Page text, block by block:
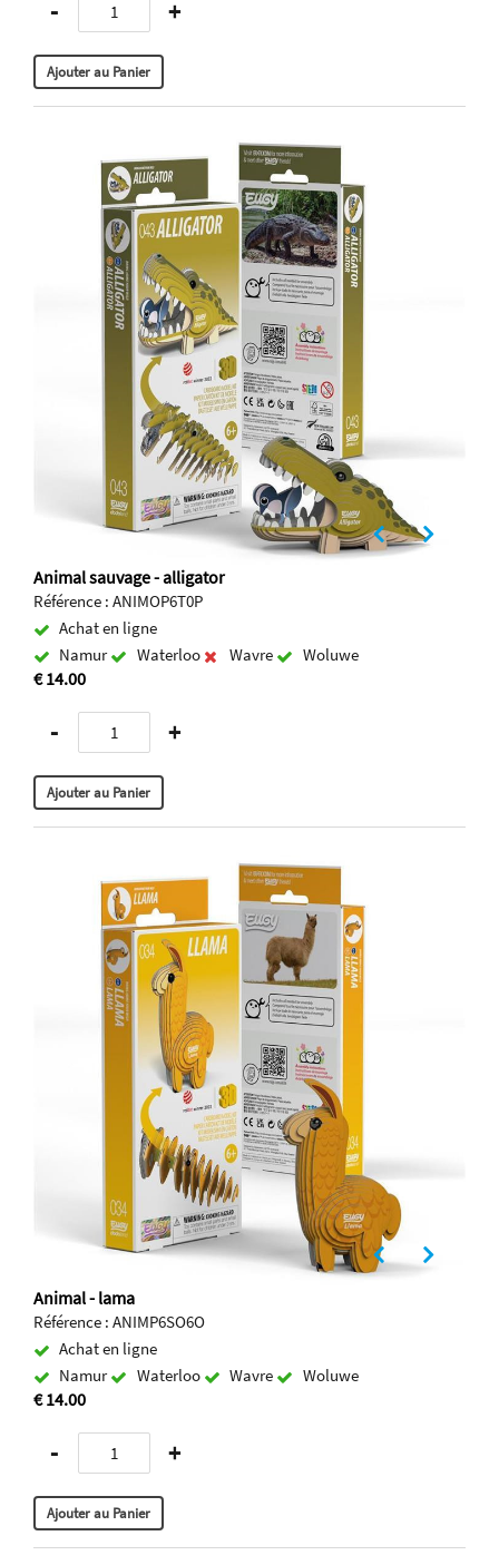
- +
Animal sauvage - alligator
Référence : ANIMOP6T0P
Achat en ligne
Namur
Waterloo Wavre Woluwe
€ 14.00
- +
Animal - lama
Référence : ANIMP6SO6O
Achat en ligne
Namur
Waterloo Wavre Woluwe
€ 14.00
- +